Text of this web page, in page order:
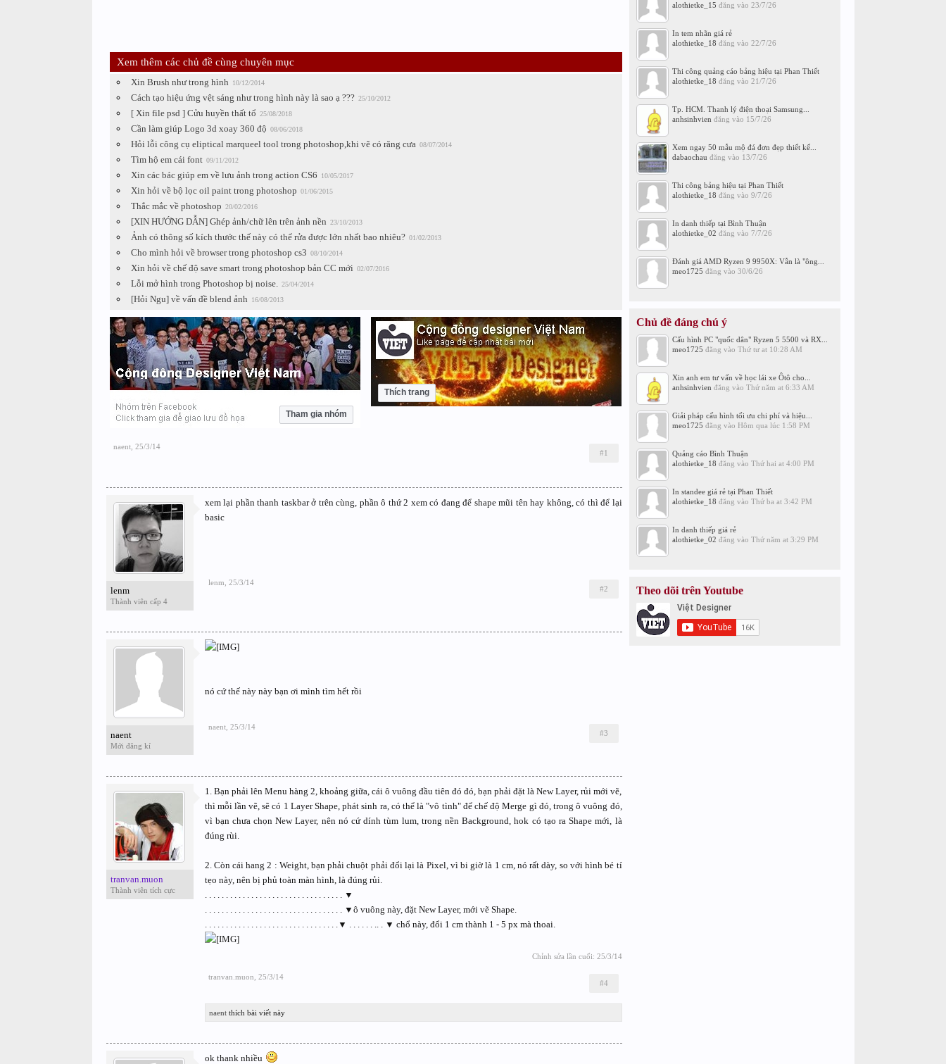
Xem thêm các chủ đề cùng chuyên mục
Xin Brush như trong hình 10/12/2014
Cách tạo hiệu ứng vệt sáng như trong hình này là sao ạ ??? 25/10/2012
[ Xin file psd ] Cửu huyền thất tổ 25/08/2018
Cần làm giúp Logo 3d xoay 360 độ 08/06/2018
Hỏi lỗi công cụ eliptical marqueel tool trong photoshop,khi vẽ có răng cưa 08/07/2014
Tìm hộ em cái font 09/11/2012
Xin các bác giúp em về lưu ảnh trong action CS6 10/05/2017
Xin hỏi về bộ lọc oil paint trong photoshop 01/06/2015
Thắc mắc về photoshop 20/02/2016
[XIN HƯỚNG DẪN] Ghép ảnh/chữ lên trên ảnh nền 23/10/2013
Ảnh có thông số kích thước thế này có thể rửa được lớn nhất bao nhiêu? 01/02/2013
Cho mình hỏi về browser trong photoshop cs3 08/10/2014
Xin hỏi về chế độ save smart trong photoshop bản CC mới 02/07/2016
Lỗi mở hình trong Photoshop bị noise. 25/04/2014
[Hỏi Ngu] về vấn đề blend ảnh 16/08/2013
Tham gia nhóm
Thích trang
naent, 25/3/14
#1
lenm
Thành viên cấp 4
xem lại phần thanh taskbar ở trên cùng, phần ô thứ 2 xem có đang để shape mũi tên hay không, có thì để lại
basic
lenm 25/3/14
#2
naent
Mới đăng kí
nó cứ thế này này bạn ơi mình tìm hết rồi
naent, 25/3/14
#3
tranvan.muon
Thành viên tích cực
1. Bạn phải lên Menu hàng 2, khoảng giữa, cái ô vuông đầu tiên đó đó, bạn phải đặt là New Layer, rủi mới vẽ,
thì mỗi lần vẽ, sẽ có 1 Layer Shape, phát sinh ra, có thể là "vô tình" để chế độ Merge gì đó, trong ô vuông đó,
vì bạn chưa chọn New Layer, nên nó cứ dính tùm lum, trong nền Background, hok có tạo ra Shape mới, là
đúng rùi.
2. Còn cái hang 2 : Weight, bạn phải chuột phải đổi lại là Pixel, vì bi giờ là 1 cm, nó rất dày, so với hình bé tí
tẹo này, nên bị phủ toàn màn hình, là đúng rủi.
. . . . . . . . . . . . . . . . . . . . . . . . . . . . . . . . . ▼
. . . . . . . . . . . . . . . . . . . . . . . . . . . . . . . . . ▼ô vuông này, đặt New Layer, mới vẽ Shape.
. . . . . . . . . . . . . . . . . . . . . . . . . . . . . . . .▼ . . . . . . .. . ▼ chổ này, đổi 1 cm thành 1 - 5 px mà thoai.
Chỉnh sửa lần cuối: 25/3/14
tranvan.muon 25/3/14
#4
naentthích bài viết này
ok thank nhiều
alothietke_15 đăng vào 23/7/26
In tem nhãn giá rẻ
alothietke_18 đăng vào 22/7/26
Thi công quảng cáo bảng hiệu tại Phan Thiết
alothietke_18 đăng vào 21/7/26
Tp. HCM. Thanh lý điện thoại Samsung...
anhsinhvien đăng vào 15/7/26
Xem ngay 50 mẫu mộ đá đơn đẹp thiết kế...
dabaochau đăng vào 13/7/26
Thi công bảng hiệu tại Phan Thiết
alothietke_18 đăng vào 9/7/26
In danh thiếp tại Bình Thuận
alothietke_02 đăng vào 7/7/26
Đánh giá AMD Ryzen 9 9950X: Vẫn là "ông...
meo1725 đăng vào 30/6/26
Chủ đề đáng chú ý
Cấu hình PC "quốc dân" Ryzen 5 5500 và RX...
meo1725 đăng vào Thứ tư at 10:28 AM
Xin anh em tư vấn về học lái xe Ôtô cho...
anhsinhvien đăng vào Thứ năm at 6:33 AM
Giải pháp cấu hình tối ưu chi phí và hiệu...
meo1725 đăng vào Hôm qua lúc 1:58 PM
Quảng cáo Bình Thuận
alothietke_18 đăng vào Thứ hai at 4:00 PM
In standee giá rẻ tại Phan Thiết
alothietke_18 đăng vào Thứ ba at 3:42 PM
In danh thiếp giá rẻ
alothietke_02 đăng vào Thứ năm at 3:29 PM
Theo dõi trên Youtube